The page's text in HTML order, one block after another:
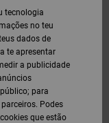
tecnologia
no teu
dados de
te apresentar
a publicidade
para
Podes
que estão